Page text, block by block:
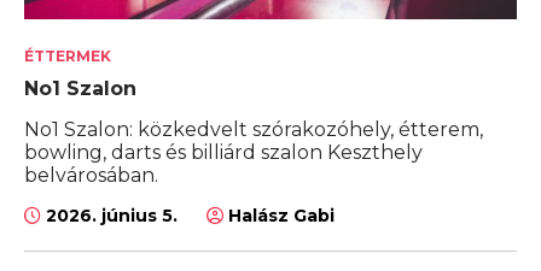
ÉTTERMEK
No1 Szalon
No1 Szalon: közkedvelt szórakozóhely, étterem,
bowling, darts és billiárd szalon Keszthely
belvárosában.
2026. június 5. Halász Gabi